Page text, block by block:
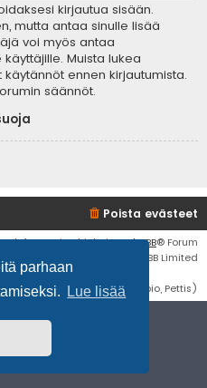
parhaan
Lue lisää
kirjautua sisään.
mutta antaa sinulle lisää
voi myös antaa
Muista lukea
ennen kirjautumista.
säännöt.
Poista evästeet
ohjelmistophpBB® Forum
Software © phpBB Limited
Suomi (lurttinen, harritapio, Pettis)